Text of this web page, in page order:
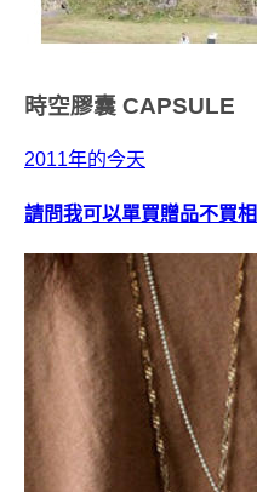
時空膠囊 CAPSULE
2011年的今天
請問我可以單買贈品不買